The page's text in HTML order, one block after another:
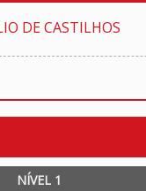
DE CASTILHOS
NÍVEL 1